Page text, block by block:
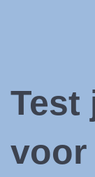
Test
voor